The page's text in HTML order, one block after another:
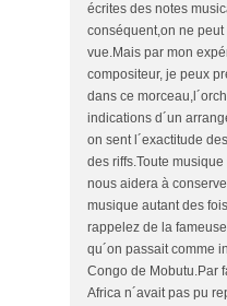
écrites des notes
conséquent,on ne
vue.Mais par mon
compositeur, je peux
dans ce
indications d´un
on sent l´exactitude
des riffs.Toute
nous aidera à
musique autant des
rappelez de la
qu´on passait comme
Congo de Mobutu.Par
Africa n´avait pas pu